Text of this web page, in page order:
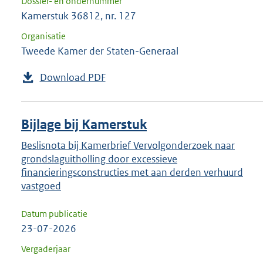
Kamerstuk 36812, nr. 127
Organisatie
Tweede Kamer der Staten-Generaal
Download PDF
Bijlage bij Kamerstuk
Beslisnota bij Kamerbrief Vervolgonderzoek naar
grondslaguitholling door excessieve
financieringsconstructies met aan derden verhuurd
vastgoed
Datum publicatie
23-07-2026
Vergaderjaar